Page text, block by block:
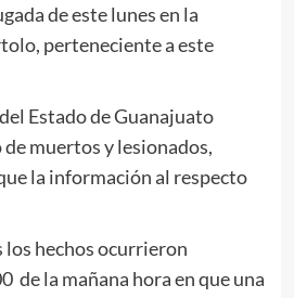
de este lunes en la
perteneciente a este
Estado de Guanajuato
muertos y lesionados,
la información al respecto
los hechos ocurrieron
de la mañana hora en que una